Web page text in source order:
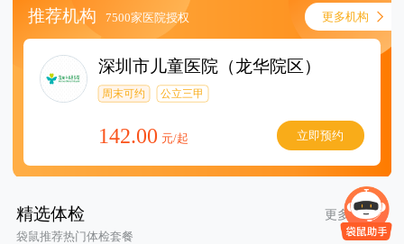
推荐机构 7500家医院授权 更多机构
深圳市儿童医院（龙华院区）
周末可约 公立三甲
142.00 元/起 立即预约
精选体检 更多套餐
袋鼠推荐热门体检套餐